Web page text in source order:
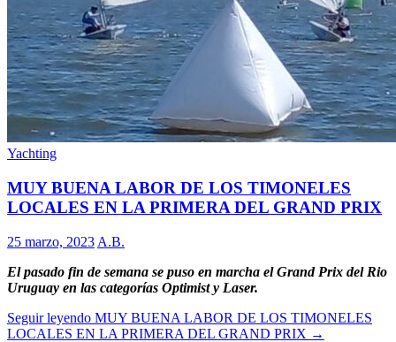
Yachting
MUY BUENA LABOR DE LOS TIMONELES
LOCALES EN LA PRIMERA DEL GRAND PRIX
25 marzo, 2023 A.B.
El pasado fin de semana se puso en marcha el Grand Prix del Rio
Uruguay en las categorías Optimist y Laser.
Seguir leyendo MUY BUENA LABOR DE LOS TIMONELES
LOCALES EN LA PRIMERA DEL GRAND PRIX →